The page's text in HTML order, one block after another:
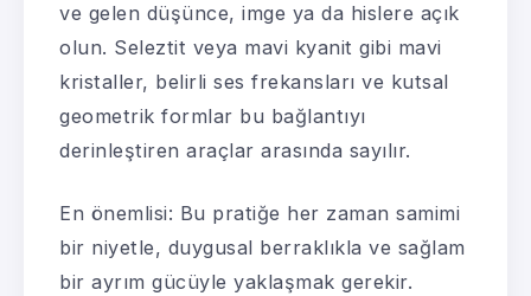
ve gelen düşünce, imge ya da hislere açık
olun. Seleztit veya mavi kyanit gibi mavi
kristaller, belirli ses frekansları ve kutsal
geometrik formlar bu bağlantıyı
derinleştiren araçlar arasında sayılır.
En önemlisi: Bu pratiğe her zaman samimi
bir niyetle, duygusal berraklıkla ve sağlam
bir ayrım gücüyle yaklaşmak gerekir.